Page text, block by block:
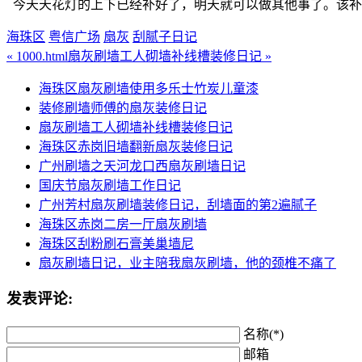
今天天花灯的上下已经补好了，明天就可以做其他事了。该
海珠区 粤信广场 扇灰 刮腻子日记
« 1000.html扇灰刷墙工人砌墙补线槽装修日记 »
海珠区扇灰刷墙使用多乐士竹炭儿童漆
装修刷墙师傅的扇灰装修日记
扇灰刷墙工人砌墙补线槽装修日记
海珠区赤岗旧墙翻新扇灰装修日记
广州刷墙之天河龙口西扇灰刷墙日记
国庆节扇灰刷墙工作日记
广州芳村扇灰刷墙装修日记，刮墙面的第2遍腻子
海珠区赤岗二房一厅扇灰刷墙
海珠区刮粉刷石膏美巢墙尼
扇灰刷墙日记，业主陪我扇灰刷墙，他的颈椎不痛了
发表评论:
名称(*)
邮箱